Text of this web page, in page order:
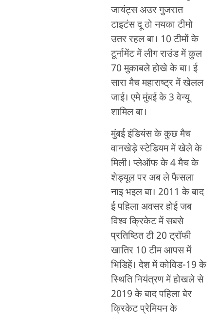
जायंट्स अउर गुजरात
टाइटंस दू ठो नयका टीमो
उतर रहल बा। 10 टीमों के
टूर्नामेंट में लीग राउंड में कुल
70 मुकाबले होखे के बा। ई
सारा मैच महाराष्ट्र में खेलल
जाई। एमे मुंबई के 3 वेन्यू
शामिल बा।
मुंबई इंडियंस के कुछ मैच
वानखेड़े स्टेडियम में खेले के
मिली। प्लेऑफ के 4 मैच के
शेड्यूल पर अब ले फैसला
नाइ भइल बा। 2011 के बाद
ई पहिला अवसर होई जब
विश्व क्रिकेट में सबसे
प्रतिष्ठित टी 20 ट्रॉफी
खातिर 10 टीम आपस में
भिडिहें। देश में कोविड-19 के
स्थिति नियंत्रण में होखले से
2019 के बाद पहिला बेर
क्रिकेट प्रेमियन के